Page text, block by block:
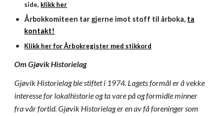
side, klikk her
Årbokkomiteen tar gjerne imot stoff til årboka, ta
kontakt!
Klikk her for Årbokregister med stikkord
Om Gjøvik Historielag
Gjøvik Historielag ble stiftet i 1974. Lagets formål er å vekke
interesse for lokalhistorie og ta vare på og formidle minner
fra vår fortid. Gjøvik Historielag er en av få foreninger som